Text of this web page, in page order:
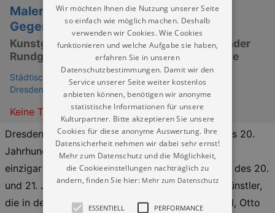
Malerei und Plastik von 1900 bis zur
Gegenwart
Kunstgeschichte erleben -- Ein faszinierender
Rundgang durch Dresdens kreative Schätze
Städtische Galerie Dresden - Kunstsammlung (Museum
Dresden)
Keine Termine
Dresdens Kunst ist tief in der Kunstgeschichte des 20.
Jahrhundert verwurzelt. Die Führung bietet einen
einzigartigen Streifzug durch die Dresdner Kunst des 20.
und 21. Jahrhunderts. Entdecken Sie namhafte Künstler,
die in der Region gewirkt haben, wie Robert Sterl, Otto
Wir möchten Ihnen die Nutzung unserer Seite
so einfach wie möglich machen. Deshalb
verwenden wir Cookies. Wie Cookies
funktionieren und welche Aufgabe sie haben,
erfahren Sie in unseren
Datenschutzbestimmungen. Damit wir den
Service unserer Seite weiter kostenlos
anbieten können, benötigen wir anonyme
statistische Informationen für unsere
Kulturpartner. Bitte akzeptieren Sie unsere
Cookies für diese anonyme Auswertung. Ihre
Datensicherheit nehmen wir dabei sehr ernst!
Mehr zum Datenschutz und die Möglichkeit,
die Cookieeinstellungen nachträglich zu
ändern, finden Sie hier: Mehr zum Datenschutz
ESSENTIELL PERFORMANCE